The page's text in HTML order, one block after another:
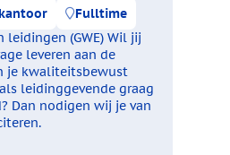
Fulltime
leidingen (GWE) Wil jij
leveren aan de
je kwaliteitsbewust
leidinggevende graag
Dan nodigen wij je van